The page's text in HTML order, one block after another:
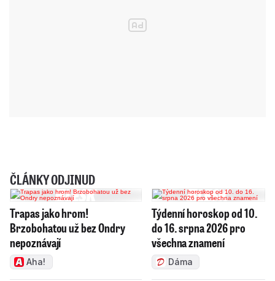
ČLÁNKY ODJINUD
Trapas jako hrom!
Brzobohatou už bez Ondry
nepoznávají
Aha!
Týdenní horoskop od 10.
do 16. srpna 2026 pro
všechna znamení
Dáma